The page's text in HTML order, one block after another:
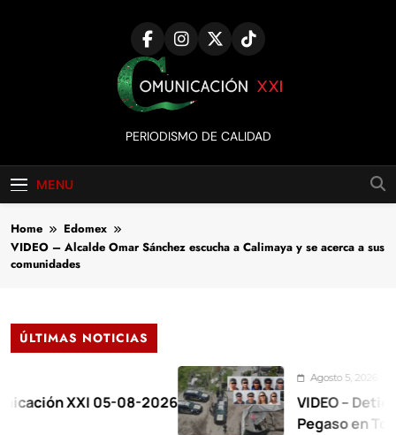
Comunicación
XXI
PERIODISMO DE CALIDAD
MENU
Home
Edomex
VIDEO – Alcalde Omar Sánchez escucha a Calimaya y se acerca a sus
comunidades
ÚLTIMAS NOTICIAS
XXI 05-08-2026
Agosto 5, 2026
VIDEO – Detienen a
Pegaso en Toluca